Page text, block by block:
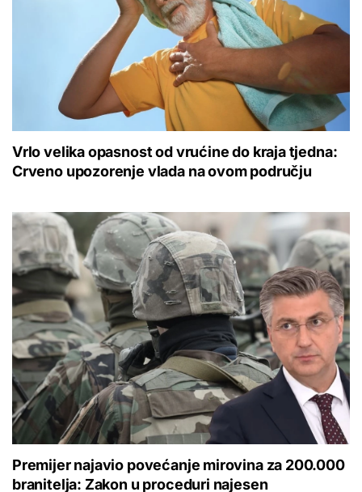
Vrlo velika opasnost od vrućine do kraja tjedna:
Crveno upozorenje vlada na ovom području
Premijer najavio povećanje mirovina za 200.000
branitelja: Zakon u proceduri najesen